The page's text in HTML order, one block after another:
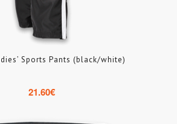
Sports Pants (black/white)
21.60€